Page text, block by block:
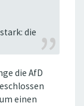
die
die AfD
einen